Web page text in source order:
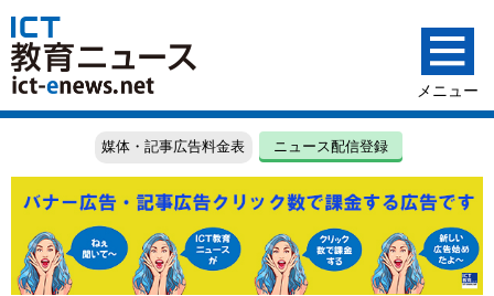
媒体・記事広告料金表 ニュース配信登録